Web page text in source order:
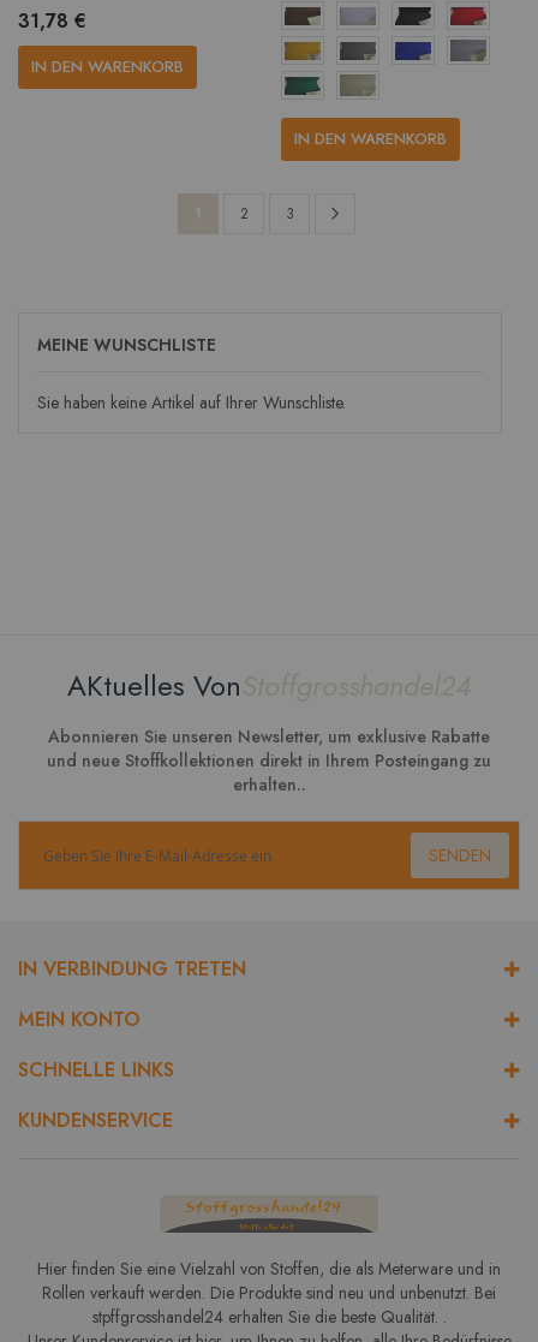
31,78 €
IN DEN WARENKORB
IN DEN WARENKORB
Seite
Sie
1 Seite
2 Seite
3
MEINE WUNSCHLISTE
Sie haben keine Artikel auf Ihrer Wunschliste.
AKtuelles VonStoffgrosshandel24
Abonnieren Sie unseren Newsletter, um exklusive Rabatte
und neue Stoffkollektionen direkt in Ihrem Posteingang zu
erhalten..
SENDEN
IN VERBINDUNG TRETEN
MEIN KONTO
SCHNELLE LINKS
KUNDENSERVICE
Hier finden Sie eine Vielzahl von Stoffen, die als Meterware und in
Rollen verkauft werden. Die Produkte sind neu und unbenutzt. Bei
stpffgrosshandel24 erhalten Sie die beste Qualität. .